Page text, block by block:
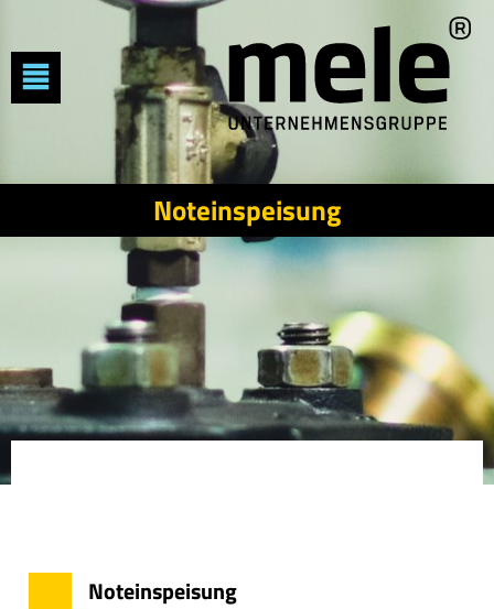
Noteinspeisung
Noteinspeisung